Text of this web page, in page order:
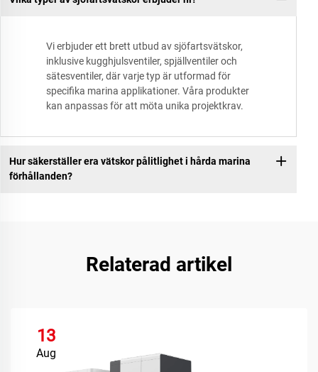
Vi erbjuder ett brett utbud av sjöfartsvätskor,
inklusive kugghjulsventiler, spjällventiler och
sätesventiler, där varje typ är utformad för
specifika marina applikationer. Våra produkter
kan anpassas för att möta unika projektkrav.
Hur säkerställer era vätskor pålitlighet i hårda marina
förhållanden?
Relaterad artikel
13
Aug